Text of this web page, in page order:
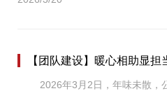
【团队建设】暖心相助显
2026年3月2日，年味未散，